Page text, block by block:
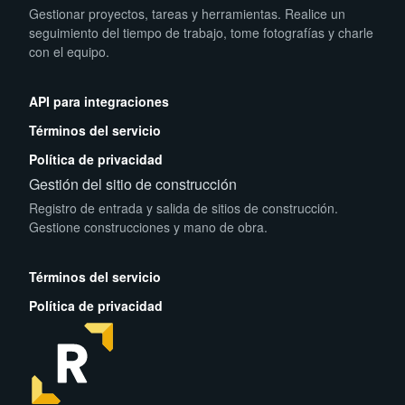
Gestionar proyectos, tareas y herramientas. Realice un
seguimiento del tiempo de trabajo, tome fotografías y charle
con el equipo.
API para integraciones
Términos del servicio
Política de privacidad
Gestión del sitio de construcción
Registro de entrada y salida de sitios de construcción.
Gestione construcciones y mano de obra.
Términos del servicio
Política de privacidad